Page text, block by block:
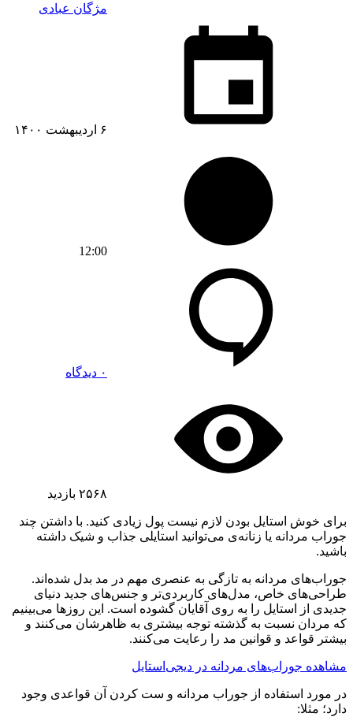
مژگان عبادی
۶ اردیبهشت ۱۴۰۰
12:00
۰ دیدگاه
۲۵۶۸ بازدید
برای خوش استایل بودن لازم نیست پول زیادی کنید. با داشتن چند
جوراب مردانه یا زنانه‌ی می‌توانید استایلی جذاب و شیک داشته
باشید.
جوراب‌های مردانه به تازگی به عنصری مهم در مد بدل شده‌اند.
طراحی‌های خاص، مدل‌های کاربردی‌تر و جنس‌های جدید دنیای
جدیدی از استایل را به روی آقایان گشوده است. این روزها می‌بینیم
که مردان نسبت به گذشته توجه بیشتری به ظاهرشان می‌کنند و
بیشتر قواعد و قوانین مد را رعایت می‌کنند.
مشاهده جوراب‌های مردانه در دیجی‌استایل
در مورد استفاده از جوراب مردانه و ست کردن آن قواعدی وجود
دارد؛ مثلا: